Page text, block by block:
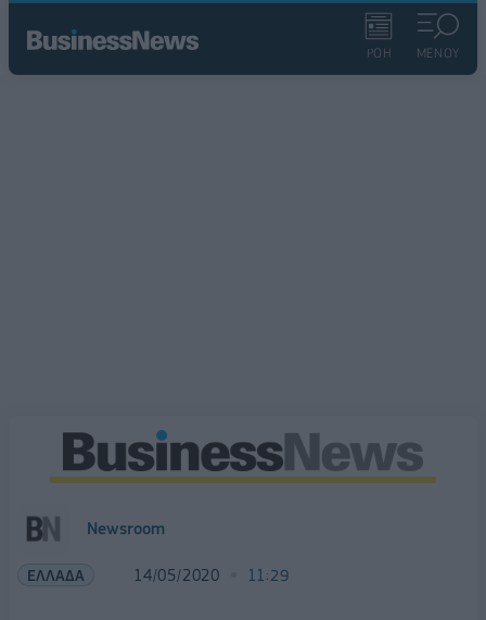
ΡΟΗ ΜΕΝΟΥ
Newsroom
ΕΛΛΑΔΑ 14/05/2020 11:29